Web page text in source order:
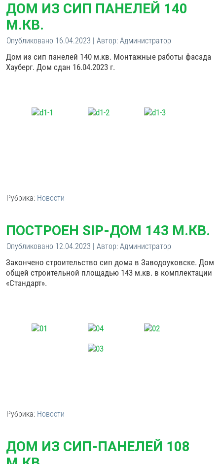
ДОМ ИЗ СИП ПАНЕЛЕЙ 140
М.КВ.
Опубликовано 16.04.2023 | Автор: Администратор
Дом из сип панелей 140 м.кв. Монтажные работы фасада
Хауберг. Дом сдан 16.04.2023 г.
Рубрика: Новости
ПОСТРОЕН SIP-ДОМ 143 М.КВ.
Опубликовано 12.04.2023 | Автор: Администратор
Закончено строительство сип дома в Заводоуковске. Дом
общей строительной площадью 143 м.кв. в комплектации
«Стандарт».
Рубрика: Новости
ДОМ ИЗ СИП-ПАНЕЛЕЙ 108